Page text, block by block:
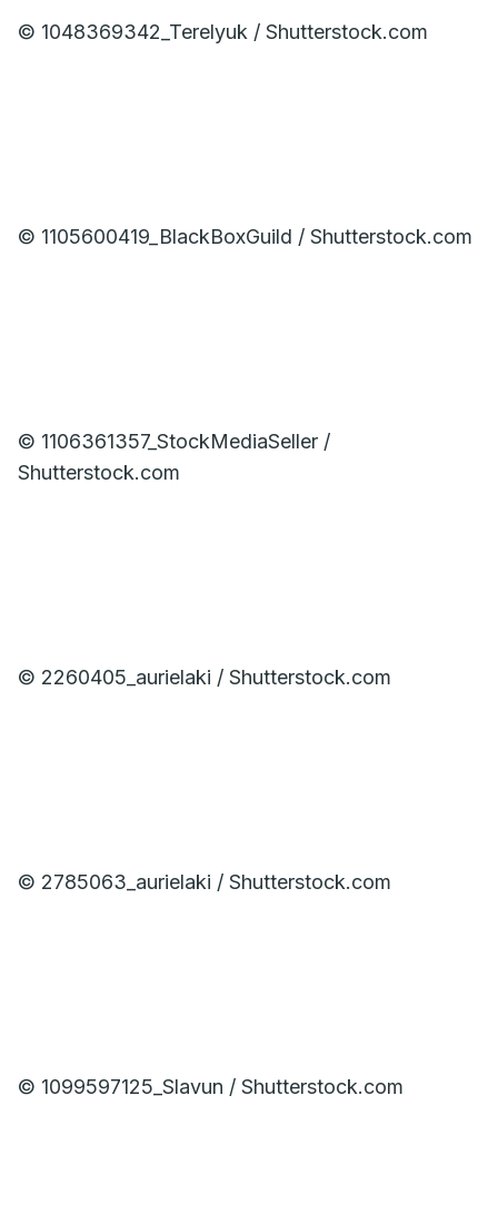
© 1048369342_Terelyuk / Shutterstock.com
© 1105600419_BlackBoxGuild / Shutterstock.com
© 1106361357_StockMediaSeller /
Shutterstock.com
© 2260405_aurielaki / Shutterstock.com
© 2785063_aurielaki / Shutterstock.com
© 1099597125_Slavun / Shutterstock.com